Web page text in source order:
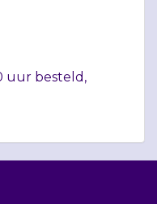
uur besteld,